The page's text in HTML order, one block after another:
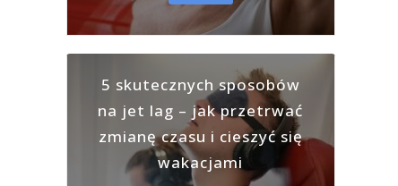
5 skutecznych sposobów
na jet lag – jak przetrwać
zmianę czasu i cieszyć się
wakacjami